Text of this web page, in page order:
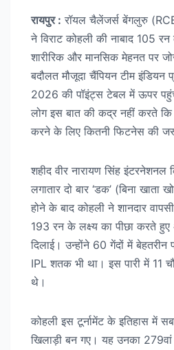
रायपुर : रॉयल चैलेंजर्स बेंगलुरु
ने विराट कोहली की नाबाद 105
शारीरिक और मानसिक मेहनत पर
बदौलत मौजूदा चैंपियन टीम इंडियन
2026 की पॉइंट्स टेबल में ऊपर
लोग इस बात की कद्र नहीं करते
करने के लिए कितनी फिटनेस की
शहीद वीर नारायण सिंह
लगातार दो बार ‘डक’ (बिना
होने के बाद कोहली ने शानदार
193 रन के लक्ष्य का पीछा करते हुए
दिलाई। उन्होंने 60 गेंदों में बेहतरीन
IPL शतक भी था। इस पारी में 11
थे।
कोहली इस टूर्नामेंट के इतिहास में
खिलाड़ी बन गए। यह उनका